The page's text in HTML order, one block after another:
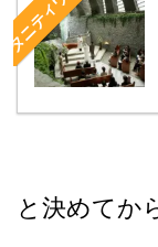
と決めてか